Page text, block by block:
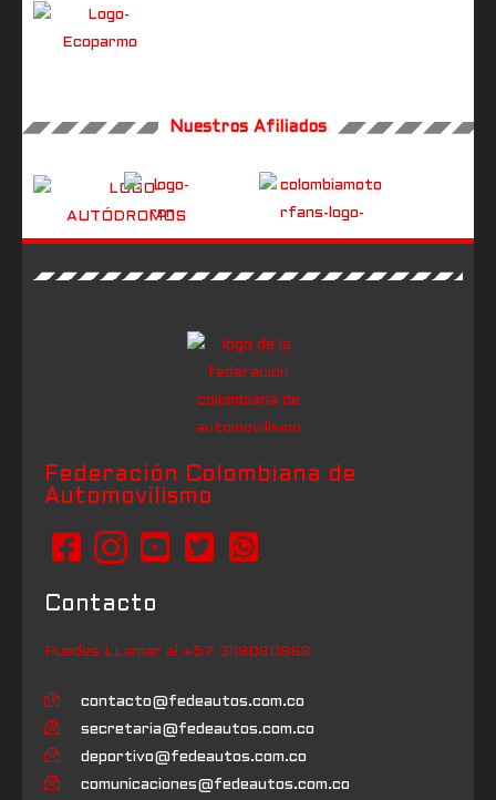
Nuestros Afiliados
Federación Colombiana de
Automovilismo
Contacto
Puedes LLamar al +57 3118080868
contacto@fedeautos.com.co
secretaria@fedeautos.com.co
deportivo@fedeautos.com.co
comunicaciones@fedeautos.com.co